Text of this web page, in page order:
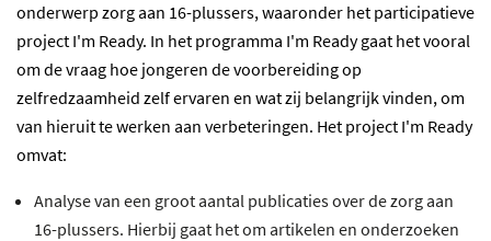
onderwerp zorg aan 16-plussers, waaronder het participatieve
project I'm Ready. In het programma I'm Ready gaat het vooral
om de vraag hoe jongeren de voorbereiding op
zelfredzaamheid zelf ervaren en wat zij belangrijk vinden, om
van hieruit te werken aan verbeteringen. Het project I'm Ready
omvat:
Analyse van een groot aantal publicaties over de zorg aan
16-plussers. Hierbij gaat het om artikelen en onderzoeken